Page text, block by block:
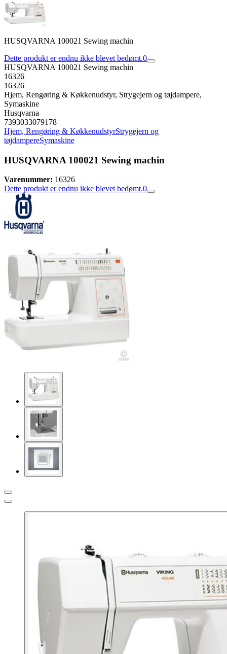
HUSQVARNA 100021 Sewing machin
Dette produkt er endnu ikke blevet bedømt.0
HUSQVARNA 100021 Sewing machin
16326
16326
Hjem, Rengøring & Køkkenudstyr, Strygejern og tøjdampere,
Symaskine
Husqvarna
7393033079178
Hjem, Rengøring & KøkkenudstyrStrygejern og
tøjdampereSymaskine
HUSQVARNA 100021 Sewing machin
Varenummer: 16326
Dette produkt er endnu ikke blevet bedømt.0